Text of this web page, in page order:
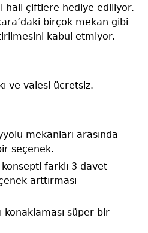
hali çiftlere hediye ediliyor.
birçok mekan gibi
kabul etmiyor.
ve valesi ücretsiz.
mekanları arasında
seçenek.
farklı 3 davet
arttırması
konaklaması süper bir